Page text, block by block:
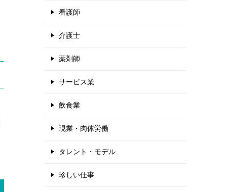
看護師
介護士
薬剤師
サービス業
飲食業
現業・肉体労働
タレント・モデル
珍しい仕事